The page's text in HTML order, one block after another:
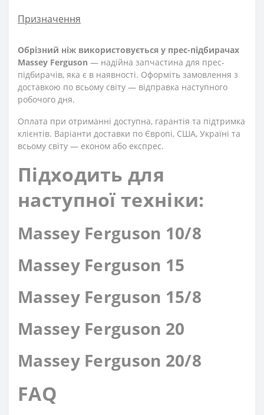
Призначення
Обрізний ніж використовується у прес-підбирачах
Massey Ferguson — надійна запчастина для прес-
підбирачів, яка є в наявності. Оформіть замовлення з
доставкою по всьому світу — відправка наступного
робочого дня.
Оплата при отриманні доступна, гарантія та підтримка
клієнтів. Варіанти доставки по Європі, США, Україні та
всьому світу — економ або експрес.
Підходить для
наступної техніки:
Massey Ferguson 10/8
Massey Ferguson 15
Massey Ferguson 15/8
Massey Ferguson 20
Massey Ferguson 20/8
FAQ